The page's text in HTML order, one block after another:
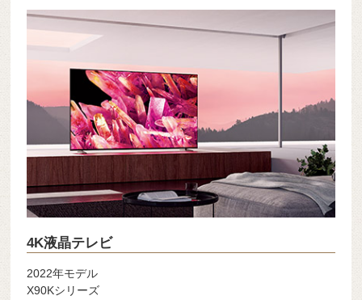
4K液晶テレビ
2022年モデル
X90Kシリーズ